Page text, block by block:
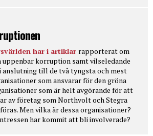
har i artiklar rapporterat om
uppenbar korruption samt vilseledande
anslutning till de två tyngsta och mest
som ansvarar för den gröna
som är helt avgörande för att
av företag som Northvolt och Stegra
Men vilka är dessa organisationer?
har kommit att bli involverade?